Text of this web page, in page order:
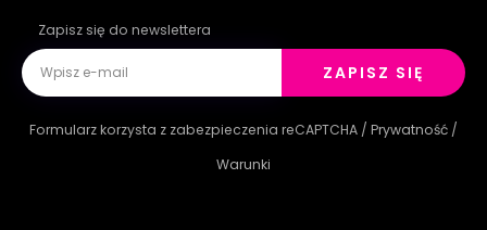
Zapisz się do newslettera
ZAPISZ SIĘ
Formularz korzysta z zabezpieczenia reCAPTCHA / Prywatność /
Warunki